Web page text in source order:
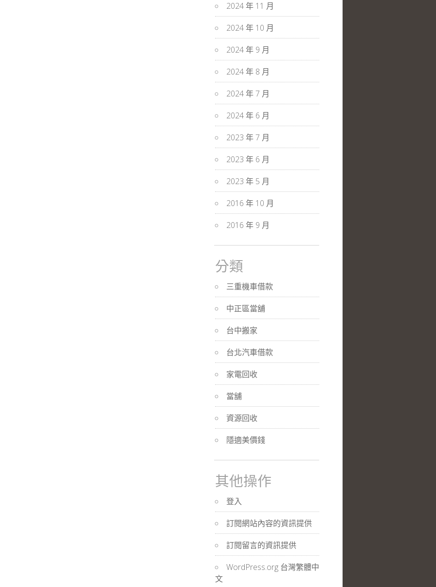
2024 年 11 月
2024 年 10 月
2024 年 9 月
2024 年 8 月
2024 年 7 月
2024 年 6 月
2023 年 7 月
2023 年 6 月
2023 年 5 月
2016 年 10 月
2016 年 9 月
分類
三重機車借款
中正區當舖
台中搬家
台北汽車借款
家電回收
當舖
資源回收
隱適美價錢
其他操作
登入
訂閱網站內容的資訊提供
訂閱留言的資訊提供
WordPress.org 台灣繁體中
文